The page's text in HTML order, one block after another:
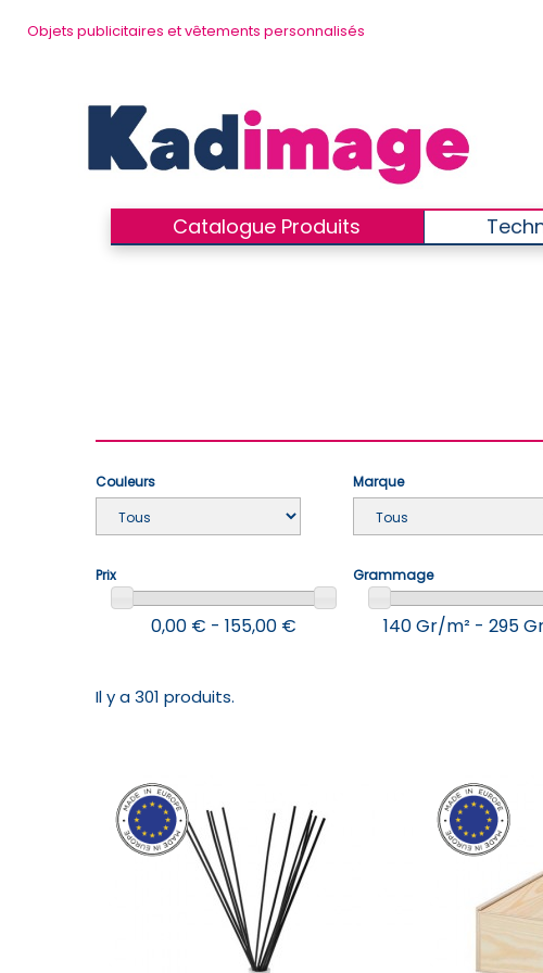
Objets publicitaires et vêtements personnalisés
Catalogue Produits
Couleurs Marque
Prix
0,00 € - 155,00 €
Grammage
140 Gr/m² - 295
Il y a 301 produits.